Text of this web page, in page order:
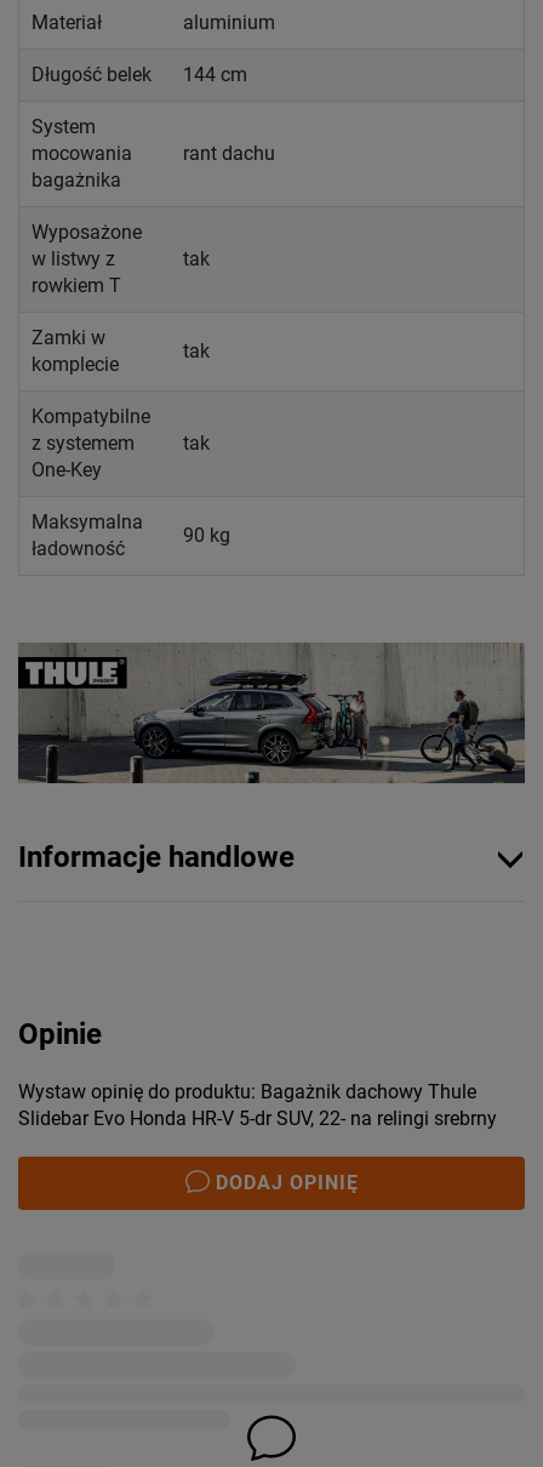
Materiał aluminium
Długość belek 144 cm
System
mocowania
bagażnika
rant dachu
Wyposażone
w listwy z
rowkiem T
tak
Zamki w
komplecie
tak
Kompatybilne
z systemem
One-Key
tak
Maksymalna
ładowność
90 kg
Informacje handlowe
Opinie
Wystaw opinię do produktu: Bagażnik dachowy Thule
Slidebar Evo Honda HR-V 5-dr SUV, 22- na relingi srebrny
DODAJ OPINIĘ